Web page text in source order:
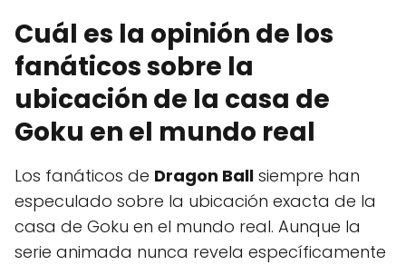
Cuál es la opinión de los
fanáticos sobre la
ubicación de la casa de
Goku en el mundo real
Los fanáticos de Dragon Ball siempre han
especulado sobre la ubicación exacta de la
casa de Goku en el mundo real. Aunque la
serie animada nunca revela específicamente